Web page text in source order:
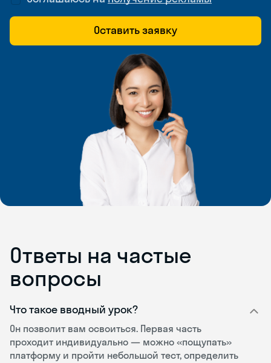
Оставить заявку
Ответы на частые
вопросы
Что такое вводный урок?
Он позволит вам освоиться. Первая часть
проходит индивидуально — можно «пощупать»
платформу и пройти небольшой тест, определить